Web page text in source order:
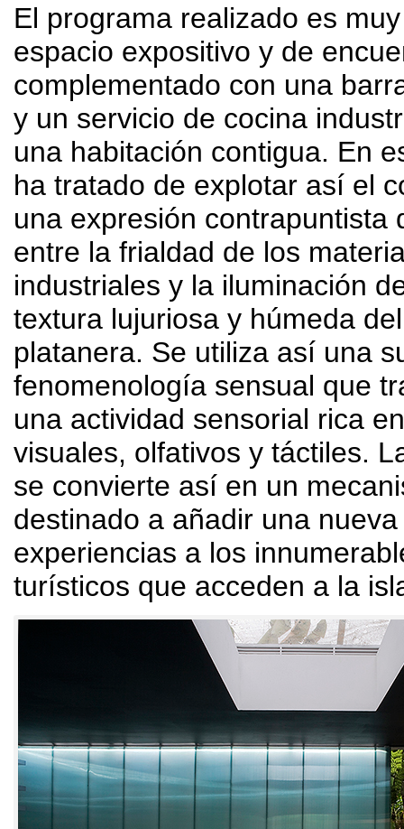
El programa realizado es
espacio expositivo y de
complementado con una
y un servicio de cocina
una habitación contigua. En
ha tratado de explotar así el
una expresión contrapuntista
entre la frialdad de los
industriales y la iluminación
textura lujuriosa y húmeda
platanera. Se utiliza así una
fenomenología sensual que
una actividad sensorial rica
visuales, olfativos y táctiles.
se convierte así en un
destinado a añadir una
experiencias a los
turísticos que acceden a la